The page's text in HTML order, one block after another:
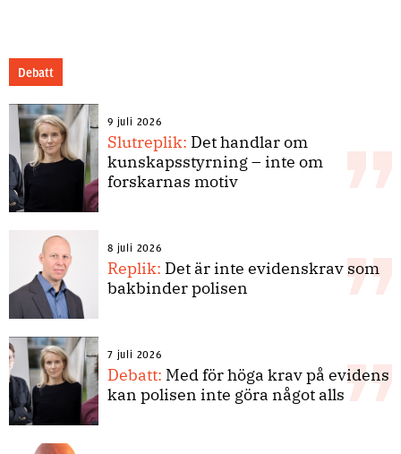
Debatt
9 juli 2026
Slutreplik: Det handlar om
kunskapsstyrning – inte om
forskarnas motiv
8 juli 2026
Replik: Det är inte evidenskrav som
bakbinder polisen
7 juli 2026
Debatt: Med för höga krav på evidens
kan polisen inte göra något alls